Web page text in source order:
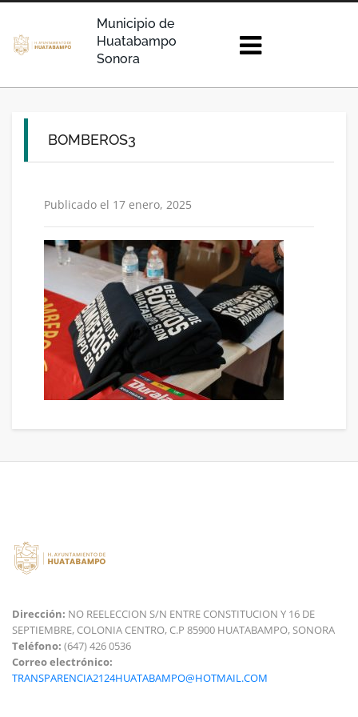
Municipio de
Huatabampo
Sonora
BOMBEROS3
Publicado el 17 enero, 2025
Dirección: NO REELECCION S/N ENTRE CONSTITUCION Y 16 DE
SEPTIEMBRE, COLONIA CENTRO, C.P 85900 HUATABAMPO, SONORA
Teléfono: (647) 426 0536
Correo electrónico:
TRANSPARENCIA2124HUATABAMPO@HOTMAIL.COM